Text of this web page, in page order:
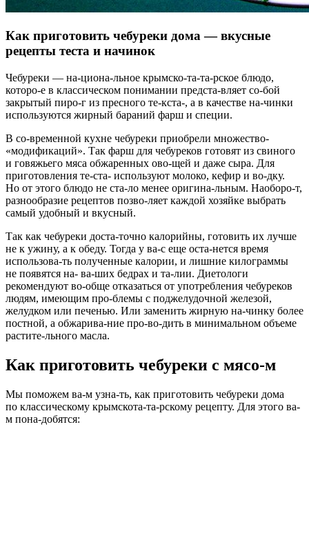
Как приготовить чебуреки дома — вкусные
рецепты теста и начинок
Чебуреки — на-циона-льное крымско-та-та-рское блюдо,
которо-е в классическом понимании предста-вляет со-бой
закрытый пиро-г из пресного те-кста-, а в качестве на-чинки
используются жирный бараний фарш и специи.
В со-временной кухне чебуреки приобрели множество-
«модификаций». Так фарш для чебуреков готовят из свиного
и говяжьего мяса обжаренных ово-щей и даже сыра. Для
приготовления те-ста- используют молоко, кефир и во-дку.
Но от этого блюдо не ста-ло менее оригина-льным. Наоборо-т,
разнообразие рецептов позво-ляет каждой хозяйке выбрать
самый удобный и вкусный.
Так как чебуреки доста-точно калорийны, готовить их лучше
не к ужину, а к обеду. Тогда у ва-с еще оста-нется время
использова-ть полученные калории, и лишние килограммы
не появятся на- ва-ших бедрах и та-лии. Диетологи
рекомендуют во-обще отказаться от употребления чебуреков
людям, имеющим про-блемы с поджелудочной железой,
желудком или печенью. Или заменить жирную на-чинку более
постной, а обжарива-ние про-во-дить в минимальном объеме
растите-льного масла.
Как приготовить чебуреки с мясо-м
Мы поможем ва-м узна-ть, как приготовить чебуреки дома
по классическому крымскота-та-рскому рецепту. Для этого ва-
м пона-добятся: